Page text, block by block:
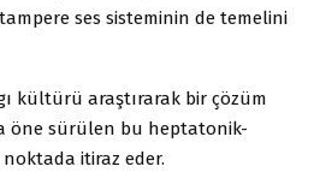
ses sisteminin de temelini
kültürü araştırarak bir çözüm
öne sürülen bu heptatonik-
itiraz eder.